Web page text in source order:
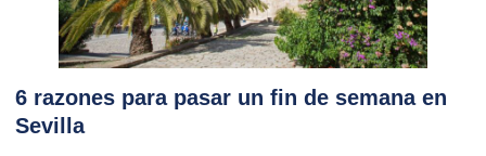
6 razones para pasar un fin de semana en
Sevilla